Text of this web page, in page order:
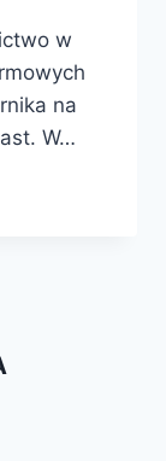
w
na
W…